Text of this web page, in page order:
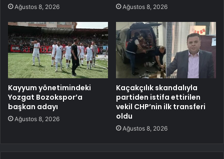
Ağustos 8, 2026 Ağustos 8, 2026
Kayyum yönetimindeki
Yozgat Bozokspor’a
başkan adayı
Ağustos 8, 2026
Kaçakçılık skandalıyla
partiden istifa ettirilen
vekil CHP’nin ilk transferi
oldu
Ağustos 8, 2026